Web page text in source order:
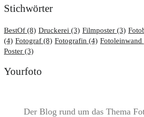
Stichwörter
BestOf (8) Druckerei (3) Filmposter (3)
(4) Fotograf (8) Fotografin (4) Fotoleinwand
Poster (3)
Yourfoto
Der Blog rund um das Thema